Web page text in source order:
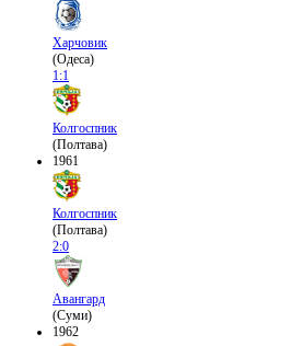
Харчовик
(Одеса)
1:1
Колгоспник
(Полтава)
1961
Колгоспник
(Полтава)
2:0
Авангард
(Суми)
1962